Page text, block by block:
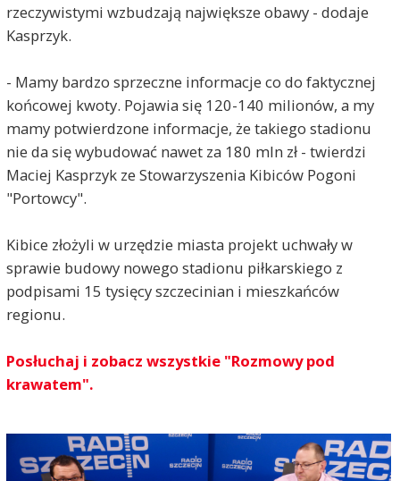
rzeczywistymi wzbudzają największe obawy - dodaje
Kasprzyk.
- Mamy bardzo sprzeczne informacje co do faktycznej
końcowej kwoty. Pojawia się 120-140 milionów, a my
mamy potwierdzone informacje, że takiego stadionu
nie da się wybudować nawet za 180 mln zł - twierdzi
Maciej Kasprzyk ze Stowarzyszenia Kibiców Pogoni
"Portowcy".
Kibice złożyli w urzędzie miasta projekt uchwały w
sprawie budowy nowego stadionu piłkarskiego z
podpisami 15 tysięcy szczecinian i mieszkańców
regionu.
Posłuchaj i zobacz wszystkie "Rozmowy pod
krawatem".